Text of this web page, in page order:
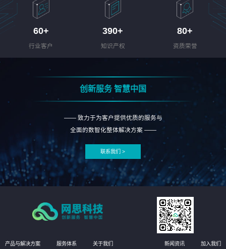
60+
行业客户
390+
知识产权
80+
资质荣誉
创新服务 智慧中国
—— 致力于为客户提供优质的服务与
全面的数智化整体解决方案 ——
联系我们 >
产品与解决方案 服务体系 关于我们 新闻资讯 加入我们